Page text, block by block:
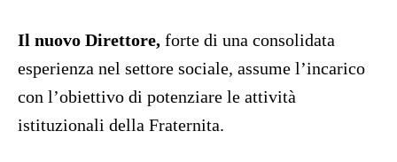
Il nuovo Direttore, forte di una consolidata
esperienza nel settore sociale, assume l’incarico
con l’obiettivo di potenziare le attività
istituzionali della Fraternita.